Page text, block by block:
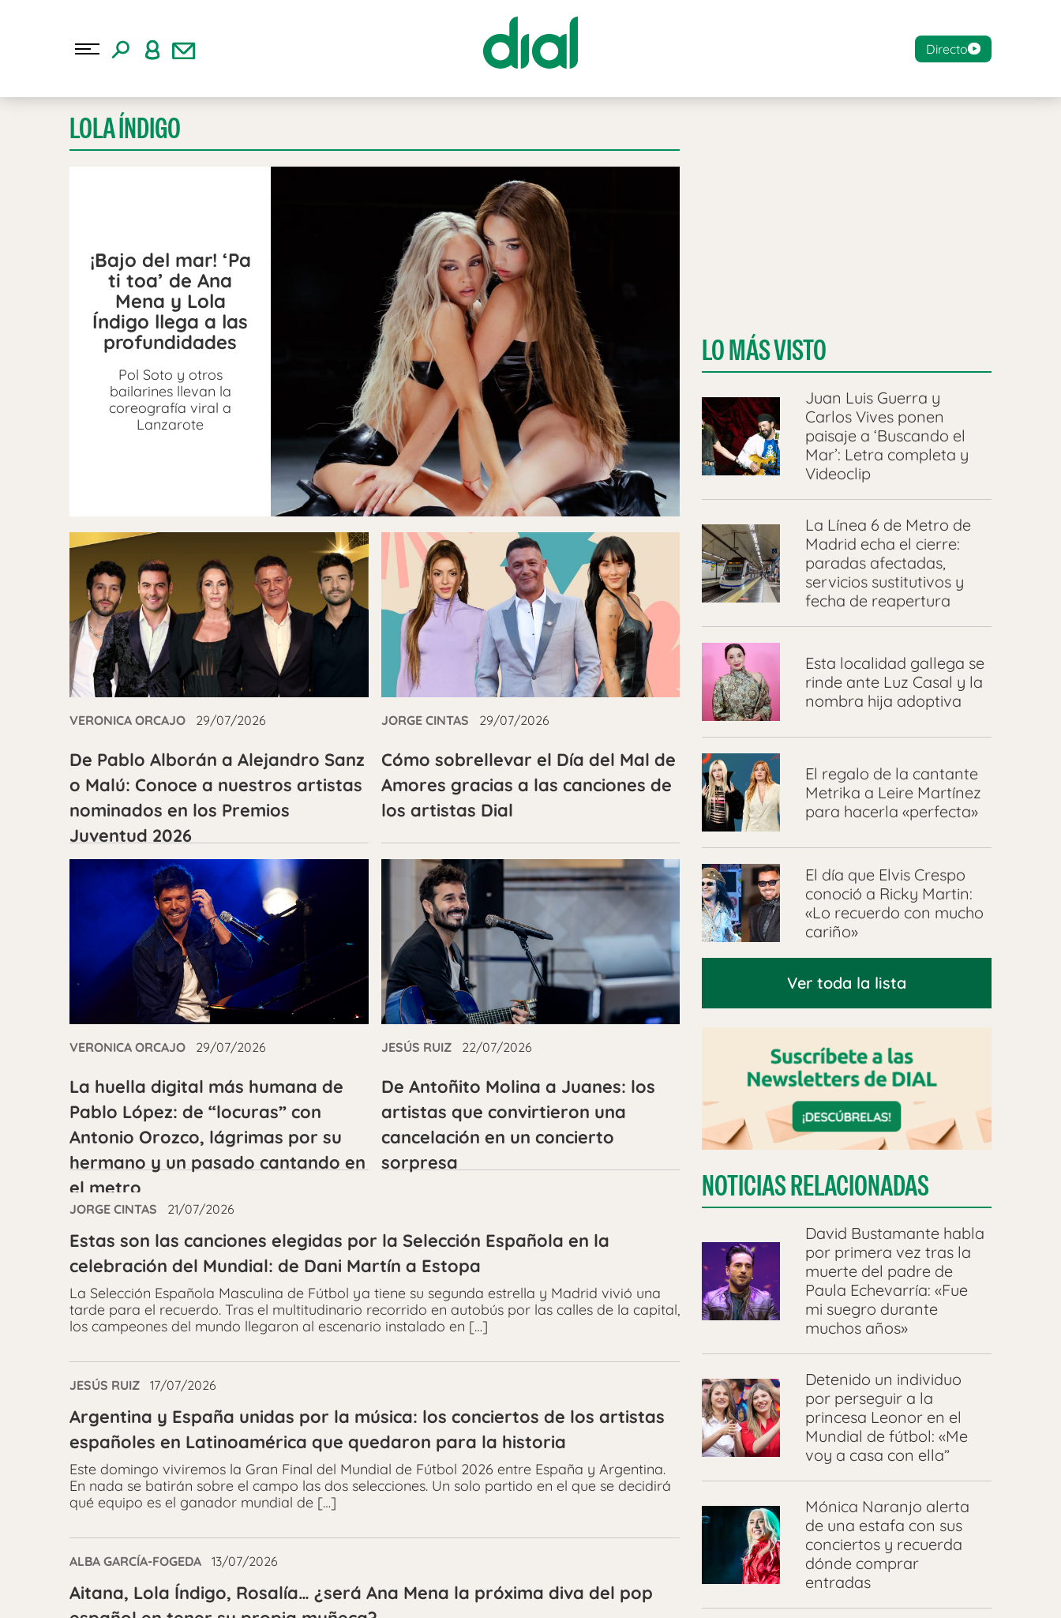
Directo
LOLA ÍNDIGO
¡Bajo del mar! ‘Pa
ti toa’ de Ana
Mena y Lola
Índigo llega a las
profundidades
Pol Soto y otros
bailarines llevan la
coreografía viral a
Lanzarote
VERONICA ORCAJO 29/07/2026
De Pablo Alborán a Alejandro Sanz
o Malú: Conoce a nuestros artistas
nominados en los Premios
Juventud 2026
JORGE CINTAS 29/07/2026
Cómo sobrellevar el Día del Mal de
Amores gracias a las canciones de
los artistas Dial
VERONICA ORCAJO 29/07/2026
La huella digital más humana de
Pablo López: de “locuras” con
Antonio Orozco, lágrimas por su
hermano y un pasado cantando en
el metro
JESÚS RUIZ 22/07/2026
De Antoñito Molina a Juanes: los
artistas que convirtieron una
cancelación en un concierto
sorpresa
JORGE CINTAS 21/07/2026
Estas son las canciones elegidas por la Selección Española en la
celebración del Mundial: de Dani Martín a Estopa
La Selección Española Masculina de Fútbol ya tiene su segunda estrella y Madrid vivió una
tarde para el recuerdo. Tras el multitudinario recorrido en autobús por las calles de la capital,
los campeones del mundo llegaron al escenario instalado en […]
JESÚS RUIZ 17/07/2026
Argentina y España unidas por la música: los conciertos de los artistas
españoles en Latinoamérica que quedaron para la historia
Este domingo viviremos la Gran Final del Mundial de Fútbol 2026 entre España y Argentina.
En nada se batirán sobre el campo las dos selecciones. Un solo partido en el que se decidirá
qué equipo es el ganador mundial de […]
ALBA GARCÍA-FOGEDA 13/07/2026
Aitana, Lola Índigo, Rosalía… ¿será Ana Mena la próxima diva del pop
LO MÁS VISTO
Juan Luis Guerra y
Carlos Vives ponen
paisaje a ‘Buscando el
Mar’: Letra completa y
Videoclip
La Línea 6 de Metro de
Madrid echa el cierre:
paradas afectadas,
servicios sustitutivos y
fecha de reapertura
Esta localidad gallega se
rinde ante Luz Casal y la
nombra hija adoptiva
El regalo de la cantante
Metrika a Leire Martínez
para hacerla «perfecta»
El día que Elvis Crespo
conoció a Ricky Martin:
«Lo recuerdo con mucho
cariño»
Ver toda la lista
NOTICIAS RELACIONADAS
David Bustamante habla
por primera vez tras la
muerte del padre de
Paula Echevarría: «Fue
mi suegro durante
muchos años»
Detenido un individuo
por perseguir a la
princesa Leonor en el
Mundial de fútbol: «Me
voy a casa con ella”
Mónica Naranjo alerta
de una estafa con sus
conciertos y recuerda
dónde comprar
entradas